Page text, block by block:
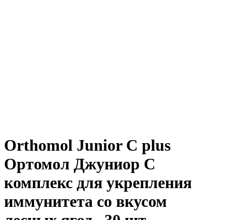
Orthomol Junior C plus
Ортомол Джуниор С
комплекс для укрепления
иммунитета со вкусом